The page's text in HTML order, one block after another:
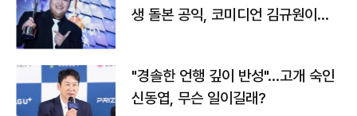
생 돌본 공익, 코미디언 김규원이었
"경솔한 언행 깊이 반성"…고개 숙인
신동엽, 무슨 일이길래?